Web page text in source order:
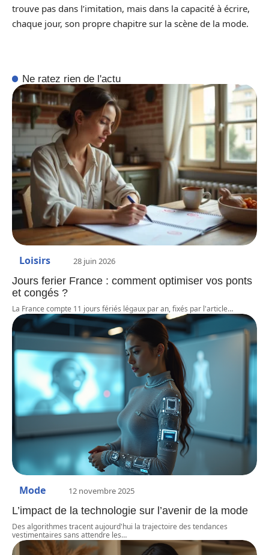
trouve pas dans l’imitation, mais dans la capacité à écrire,
chaque jour, son propre chapitre sur la scène de la mode.
Ne ratez rien de l'actu
Loisirs 28 juin 2026
Jours ferier France : comment optimiser vos ponts
et congés ?
La France compte 11 jours fériés légaux par an, fixés par l'article…
Mode 12 novembre 2025
L’impact de la technologie sur l’avenir de la mode
Des algorithmes tracent aujourd'hui la trajectoire des tendances
vestimentaires sans attendre les…